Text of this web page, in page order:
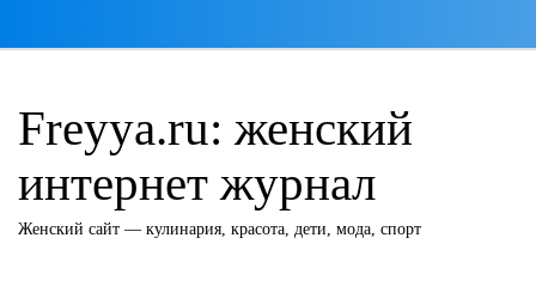
Freyya.ru: женский
интернет журнал
Женский сайт — кулинария, красота, дети, мода, спорт